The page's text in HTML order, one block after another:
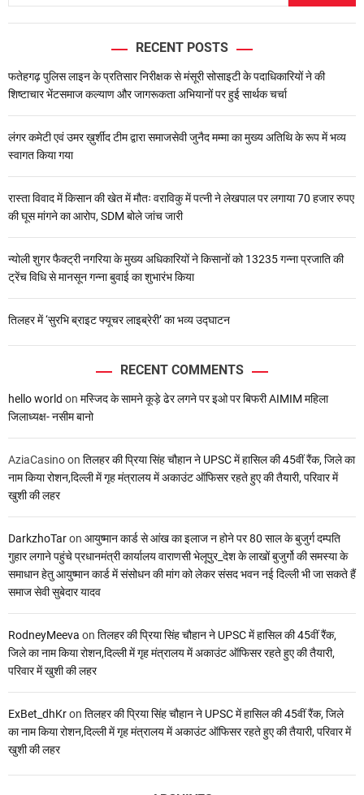
RECENT POSTS
फतेहगढ़ पुलिस लाइन के प्रतिसार निरीक्षक से मंसूरी सोसाइटी के पदाधिकारियों ने की
शिष्टाचार भेंटसमाज कल्याण और जागरूकता अभियानों पर हुई सार्थक चर्चा
लंगर कमेटी एवं उमर ख़ुर्शीद टीम द्वारा समाजसेवी जुनैद मम्मा का मुख्य अतिथि के रूप में भव्य
स्वागत किया गया
रास्ता विवाद में किसान की खेत में मौतः वराविकु में पत्नी ने लेखपाल पर लगाया 70 हजार रुपए
की घूस मांगने का आरोप, SDM बोले जांच जारी
न्योली शुगर फैक्ट्री नगरिया के मुख्य अधिकारियों ने किसानों को 13235 गन्ना प्रजाति की
ट्रेंच विधि से मानसून गन्ना बुवाई का शुभारंभ किया
तिलहर में ‘सुरभि ब्राइट फ्यूचर लाइब्रेरी’ का भव्य उद्घाटन
RECENT COMMENTS
hello world on मस्जिद के सामने कूड़े ढेर लगने पर इओ पर बिफरी AIMIM महिला
जिलाध्यक्ष- नसीम बानो
AziaCasinoon तिलहर की प्रिया सिंह चौहान ने UPSC में हासिल की 45वीं रैंक, जिले का
नाम किया रोशन,दिल्ली में गृह मंत्रालय में अकाउंट ऑफिसर रहते हुए की तैयारी, परिवार में
खुशी की लहर
DarkzhoTaron आयुष्मान कार्ड से आंख का इलाज न होने पर 80 साल के बुजुर्ग दम्पति
गुहार लगाने पहुंचे प्रधानमंत्री कार्यालय वाराणसी भेलूपुर_देश के लाखों बुजुर्गो की समस्या के
समाधान हेतु आयुष्मान कार्ड में संसोधन की मांग को लेकर संसद भवन नई दिल्ली भी जा सकते हैं
समाज सेवी सुबेदार यादव
RodneyMeeva on तिलहर की प्रिया सिंह चौहान ने UPSC में हासिल की 45वीं रैंक,
जिले का नाम किया रोशन,दिल्ली में गृह मंत्रालय में अकाउंट ऑफिसर रहते हुए की तैयारी,
परिवार में खुशी की लहर
ExBet_dhKron तिलहर की प्रिया सिंह चौहान ने UPSC में हासिल की 45वीं रैंक, जिले
का नाम किया रोशन,दिल्ली में गृह मंत्रालय में अकाउंट ऑफिसर रहते हुए की तैयारी, परिवार में
खुशी की लहर